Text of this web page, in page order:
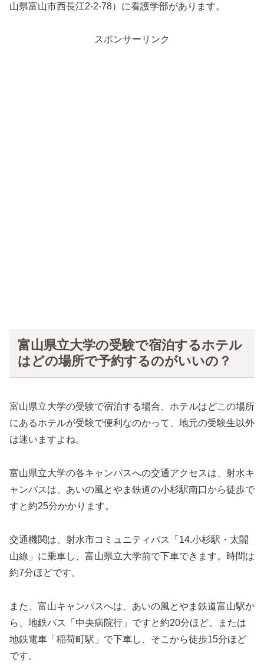
山県富山市西長江2-2-78）に看護学部があります。
スポンサーリンク
富山県立大学の受験で宿泊するホテル
はどの場所で予約するのがいいの？
富山県立大学の受験で宿泊する場合、ホテルはどこの場所
にあるホテルが受験で便利なのかって、地元の受験生以外
は迷いますよね。
富山県立大学の各キャンパスへの交通アクセスは、射水キ
ャンパスは、あいの風とやま鉄道の小杉駅南口から徒歩で
すと約25分かかります。
交通機関は、射水市コミュニティバス「14.小杉駅・太閤
山線」に乗車し、富山県立大学前で下車できます。時間は
約7分ほどです。
また、富山キャンパスへは、あいの風とやま鉄道富山駅か
ら、地鉄バス「中央病院行」ですと約20分ほど。または
地鉄電車「稲荷町駅」で下車し、そこから徒歩15分ほど
です。